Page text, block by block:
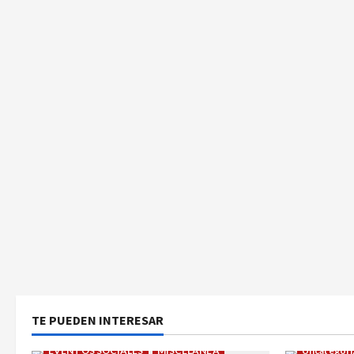
TE PUEDEN INTERESAR
EVENTOS SOCIALES MISCELÁNEA